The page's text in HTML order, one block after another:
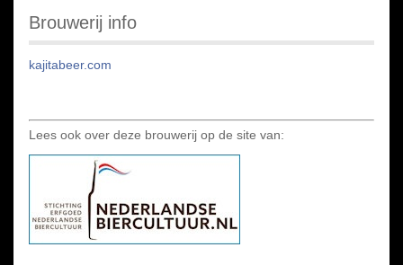
Brouwerij info
kajitabeer.com
Lees ook over deze brouwerij op de site van: